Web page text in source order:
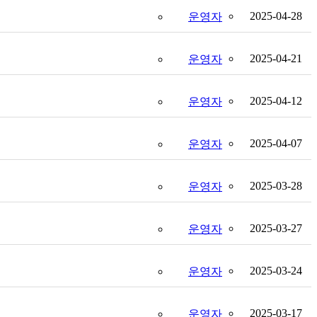
운영자 2025-04-28
운영자 2025-04-21
운영자 2025-04-12
운영자 2025-04-07
운영자 2025-03-28
운영자 2025-03-27
운영자 2025-03-24
운영자 2025-03-17